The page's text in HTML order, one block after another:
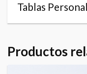
Tablas
Productos